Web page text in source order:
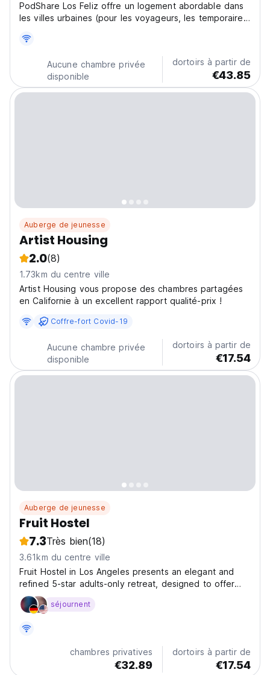
PodShare Los Feliz offre un logement abordable dans
les villes urbaines (pour les voyageurs, les temporaires
nous construisons sur mesure des «pods» comme
modèle de réutilisation adaptative de l'espace.
Aucune chambre privée
disponible
dortoirs à partir de
€43.85
Auberge de jeunesse
Artist Housing
2.0(8)
1.73km du centre ville
Artist Housing vous propose des chambres partagées
en Californie à un excellent rapport qualité-prix !
Coffre-fort Covid-19
Aucune chambre privée
disponible
dortoirs à partir de
€17.54
Auberge de jeunesse
Fruit Hostel
7.3Très bien(18)
3.61km du centre ville
Fruit Hostel in Los Angeles presents an elegant and
refined 5-star adults-only retreat, designed to offer
guests a peaceful and luxurious stay. Surrounded by a
lush garden and complemented by a spacious terrace,
séjournent
chambres privatives
€32.89
dortoirs à partir de
€17.54